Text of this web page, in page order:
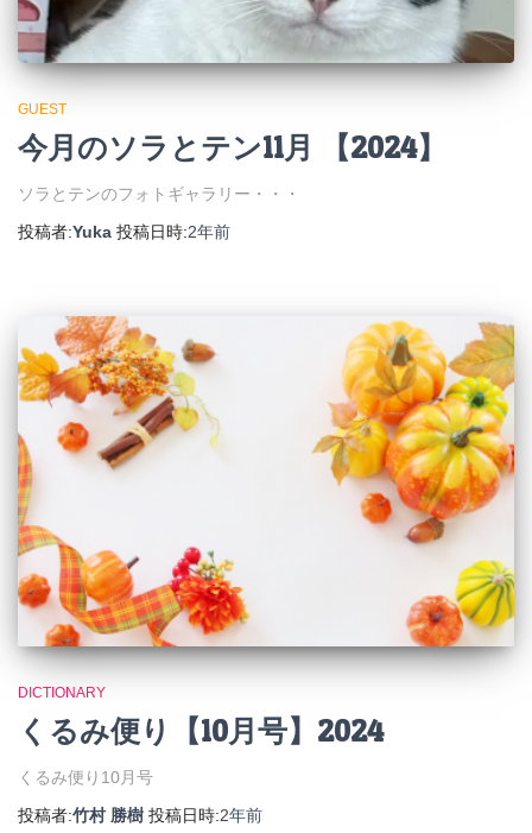
GUEST
今月のソラとテン11月 【2024】
ソラとテンのフォトギャラリー・・・
投稿者:Yuka 投稿日時:2年前
DICTIONARY
くるみ便り【10月号】2024
くるみ便り10月号
投稿者:竹村 勝樹 投稿日時:2年前